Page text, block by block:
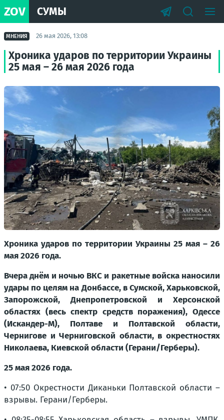
ZOV СУМЫ
МНЕНИЯ 26 мая 2026, 13:08
Хроника ударов по территории Украины
25 мая – 26 мая 2026 года
Хроника ударов по территории Украины 25 мая – 26
мая 2026 года.
Вчера днём и ночью ВКС и ракетные войска наносили
удары по целям на Донбассе, в Сумской, Харьковской,
Запорожской, Днепропетровской и Херсонской
областях (весь спектр средств поражения), Одессе
(Искандер-М), Полтаве и Полтавской области,
Чернигове и Черниговской области, в окрестностях
Николаева, Киевской области (Герани/Герберы).
25 мая 2026 года.
• 07:50 Окрестности Диканьки Полтавской области –
взрывы. Герани/Герберы.